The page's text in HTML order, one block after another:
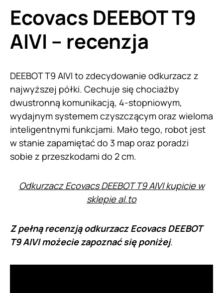
Ecovacs DEEBOT T9
AIVI – recenzja
DEEBOT T9 AIVI to zdecydowanie odkurzacz z
najwyższej półki. Cechuje się chociażby
dwustronną komunikacją, 4-stopniowym,
wydajnym systemem czyszczącym oraz wieloma
inteligentnymi funkcjami. Mało tego, robot jest
w stanie zapamiętać do 3 map oraz poradzi
sobie z przeszkodami do 2 cm.
Odkurzacz Ecovacs DEEBOT T9 AIVI kupicie w
sklepie al.to
Z pełną recenzją odkurzacz Ecovacs DEEBOT
T9 AIVI możecie zapoznać się poniżej.